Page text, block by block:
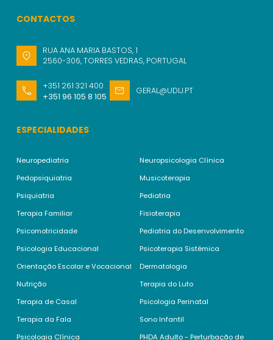
CONTACTOS
RUA ANA MARIA BASTOS, 1
2560-306, TORRES VEDRAS, PORTUGAL
+351 261 321 400
+351 96 105 8 105
GERAL@UDIJ.PT
ESPECIALIDADES
Neuropediatria
Pedopsiquiatria
Psiquiatria
Terapia Familiar
Psicomotricidade
Psicologia Educacional
Orientação Escolar e Vocacional
Nutrição
Terapia de Casal
Terapia da Fala
Psicologia Clínica
Neuropsicologia Clínica
Musicoterapia
Pediatria
Fisioterapia
Pediatria do Desenvolvimento
Psicoterapia Sistémica
Dermatologia
Terapia do Luto
Psicologia Perinatal
Sono Infantil
PHDA Adulto - Perturbação de